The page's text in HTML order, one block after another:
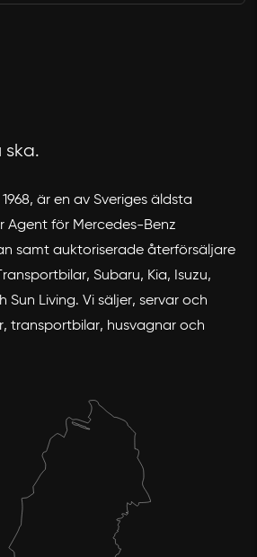
ska.
är en av Sveriges äldsta
Agent för Mercedes-Benz
samt auktoriserade återförsäljare
Subaru, Kia, Isuzu,
Sun Living. Vi säljer, servar och
transportbilar, husvagnar och